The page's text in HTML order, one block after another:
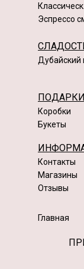
Эспрессо
Дубайский
ПОДАРКИ
Коробки
Букеты
Контакты
Магазины
Отзывы
Главная